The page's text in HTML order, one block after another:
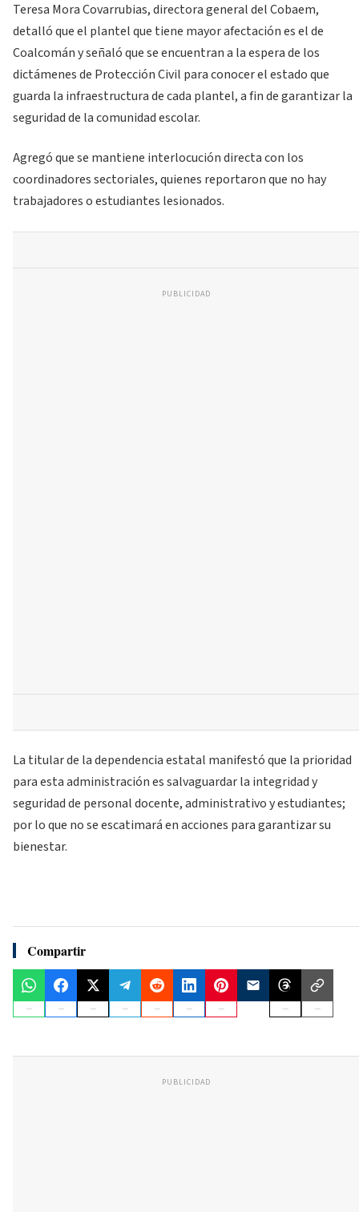
Teresa Mora Covarrubias, directora general del Cobaem,
detalló que el plantel que tiene mayor afectación es el de
Coalcomán y señaló que se encuentran a la espera de los
dictámenes de Protección Civil para conocer el estado que
guarda la infraestructura de cada plantel, a fin de garantizar la
seguridad de la comunidad escolar.
Agregó que se mantiene interlocución directa con los
coordinadores sectoriales, quienes reportaron que no hay
trabajadores o estudiantes lesionados.
PUBLICIDAD
La titular de la dependencia estatal manifestó que la prioridad
para esta administración es salvaguardar la integridad y
seguridad de personal docente, administrativo y estudiantes;
por lo que no se escatimará en acciones para garantizar su
bienestar.
Compartir
PUBLICIDAD